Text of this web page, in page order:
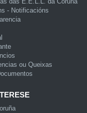
das E.E.L.L. da Coruña
- Notificacións
ou Queixas